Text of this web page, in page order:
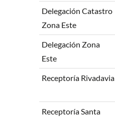
Delegación Catastro
Zona Este
Delegación Zona
Este
Receptoría Rivadavia
Receptoría Santa